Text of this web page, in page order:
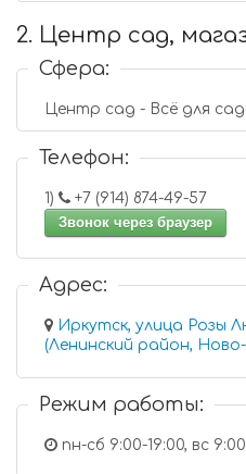
2. Центр сад,
Сфера:
Центр сад - Всё для
Телефон:
1)
+7 (914) 874-49-57
Звонок через браузер
Адрес:
Иркутск, улица Розы
(Ленинский район,
Режим работы:
пн-сб 9:00-19:00, вс